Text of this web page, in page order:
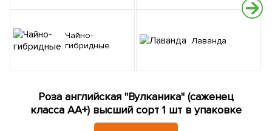
Чайно-
гибридные
Лаванда
Роза английская "Вулканика" (саженец
класса АА+) высший сорт 1 шт в упаковке